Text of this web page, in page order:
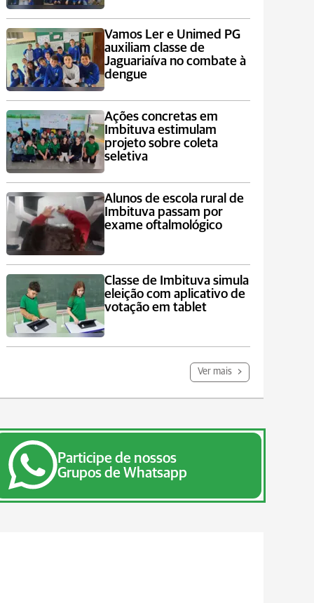
Vamos Ler e Unimed PG
auxiliam classe de
Jaguariaíva no combate à
dengue
Ações concretas em
Imbituva estimulam
projeto sobre coleta
seletiva
Alunos de escola rural de
Imbituva passam por
exame oftalmológico
Classe de Imbituva simula
eleição com aplicativo de
votação em tablet
Ver mais
Participe de nossos
Grupos de Whatsapp